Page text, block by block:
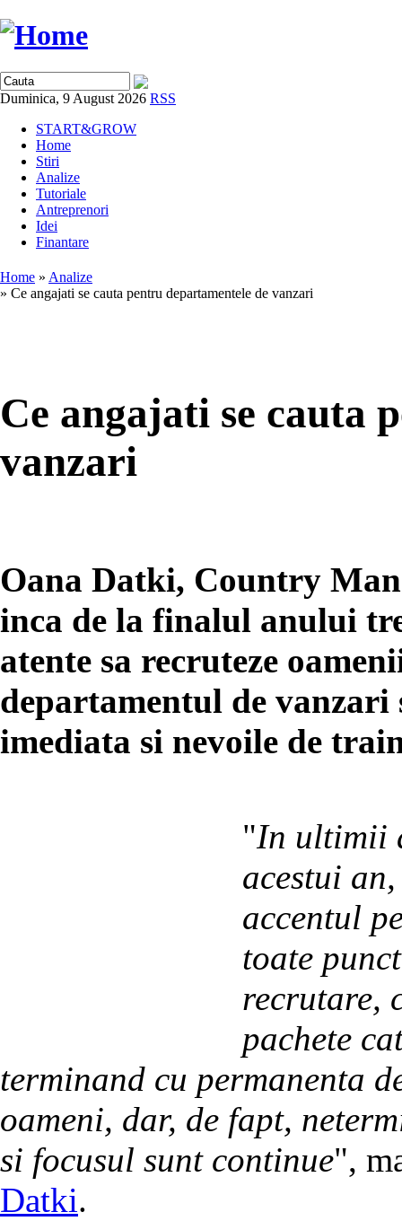
Duminica, 9 August 2026 RSS
START&GROW
Home
Stiri
Analize
Tutoriale
Antreprenori
Idei
Finantare
Home » Analize
» Ce angajati se cauta pentru departamentele de vanzari
Ce angajati se cauta
vanzari
Oana Datki, Country
inca de la finalul anului
atente sa recruteze
departamentul de
imediata si nevoile de
"In ultimii
acestui
accentul
toate
recrutare,
pachete
terminand cu permanenta
oameni, dar, de fapt,
si focusul sunt continue",
Datki.